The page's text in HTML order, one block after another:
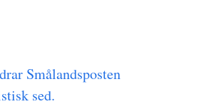
Smålandsposten
sed.